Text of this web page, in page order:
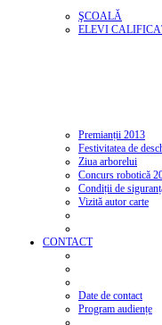
ŞCOALĂ
ELEVI
Premianții 2013
Festivitatea de
Ziua arborelui
Concurs robotică
Condiții de
Vizită autor carte
CONTACT
Date de contact
Program audiențe